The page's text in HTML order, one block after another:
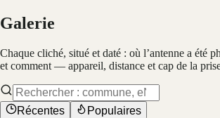
Galerie
Chaque cliché, situé et daté : où l’antenne a été
et comment — appareil, distance et cap de la
Récentes
Populaires